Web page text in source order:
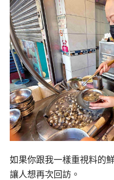
如果你跟我一樣重視料的
讓人想再次回訪。